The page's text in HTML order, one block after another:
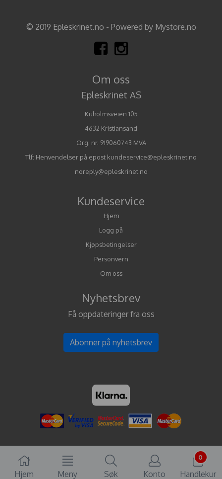
Hjem Meny Søk Konto
0
Handlekur
© 2019 Epleskrinet.no - Powered by Mystore.no
Om oss
Epleskrinet AS
Kuholmsveien 105
4632 Kristiansand
Org. nr. 919060743 MVA
Tlf: Henvendelser på epost kundeservice@epleskrinet.no
noreply@epleskrinet.no
Kundeservice
Hjem
Logg på
Kjøpsbetingelser
Personvern
Om oss
Nyhetsbrev
Få oppdateringer fra oss
Abonner på nyhetsbrev